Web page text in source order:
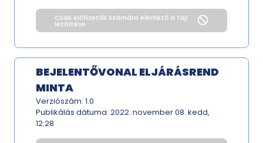
Csak előfizetők számára elérhető a fájl
letöltése.
BEJELENTŐVONAL ELJÁRÁSREND
MINTA
Verziószám: 1.0
Publikálás dátuma: 2022. november 08. kedd,
12:28